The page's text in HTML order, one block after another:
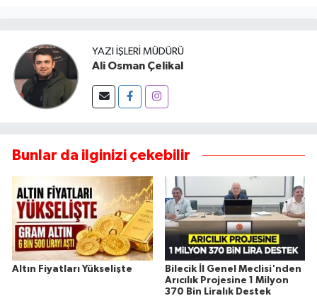
YAZI İŞLERI MÜDÜRÜ
Ali Osman Çelikal
Bunlar da ilginizi çekebilir
Altın Fiyatları Yükselişte
Bilecik İl Genel Meclisi'nden
Arıcılık Projesine 1 Milyon
370 Bin Liralık Destek